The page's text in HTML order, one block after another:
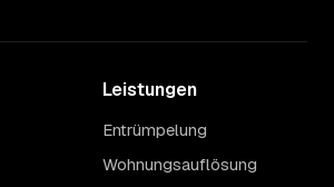
Leistungen
Entrümpelung
Wohnungsauflösung